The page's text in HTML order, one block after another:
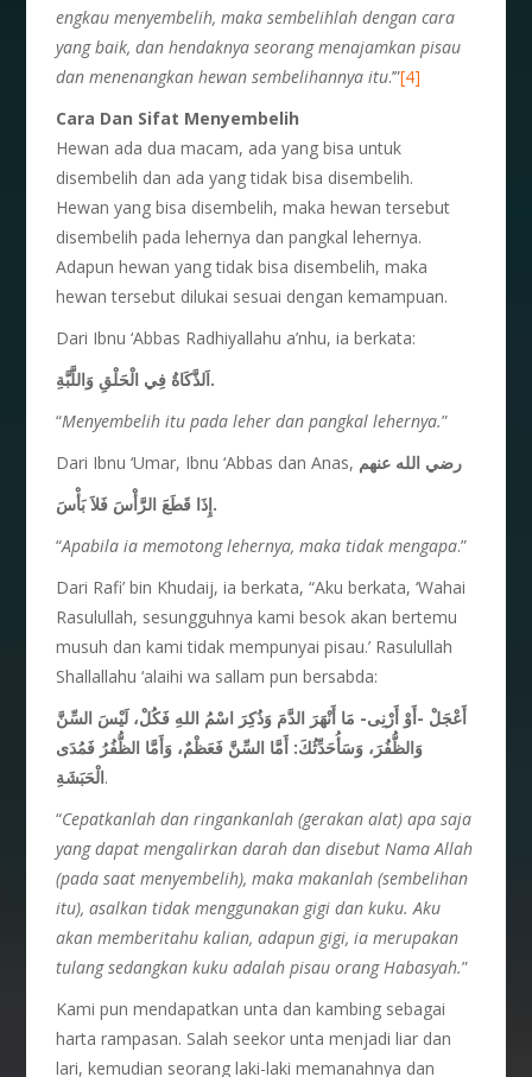
engkau menyembelih, maka sembelihlah dengan cara
yang baik, dan hendaknya seorang menajamkan pisau
dan menenangkan hewan sembelihannya itu.’”[4]
Cara Dan Sifat Menyembelih
Hewan ada dua macam, ada yang bisa untuk
disembelih dan ada yang tidak bisa disembelih.
Hewan yang bisa disembelih, maka hewan tersebut
disembelih pada lehernya dan pangkal lehernya.
Adapun hewan yang tidak bisa disembelih, maka
hewan tersebut dilukai sesuai dengan kemampuan.
Dari Ibnu ‘Abbas Radhiyallahu a’nhu, ia berkata:
اَلذَّكَاةُ فِي الْحَلْقِ وَاللَّبَّةِ.
“Menyembelih itu pada leher dan pangkal lehernya.”
Dari Ibnu ‘Umar, Ibnu ‘Abbas dan Anas, رضي الله عنهم
إِذَا قَطَعَ الرَّأْسَ فَلاَ بَأْسَ.
“Apabila ia memotong lehernya, maka tidak mengapa.”
Dari Rafi’ bin Khudaij, ia berkata, “Aku berkata, ‘Wahai
Rasulullah, sesungguhnya kami besok akan bertemu
musuh dan kami tidak mempunyai pisau.’ Rasulullah
Shallallahu ‘alaihi wa sallam pun bersabda:
أَعْجَلْ -أَوْ أَرْنِى- مَا أَنْهَرَ الدَّمَ وَذُكِرَ اسْمُ اللهِ فَكُلْ، لَيْسَ السِّنَّ
وَالظُّفُرَ، وَسَأُحَدِّثُكَ: أَمَّا السِّنَّ فَعَظْمٌ، وَأَمَّا الظُّفُرُ فَمُدَى
الْحَبَشَةِ.
“Cepatkanlah dan ringankanlah (gerakan alat) apa saja
yang dapat mengalirkan darah dan disebut Nama Allah
(pada saat menyembelih), maka makanlah (sembelihan
itu), asalkan tidak menggunakan gigi dan kuku. Aku
akan memberitahu kalian, adapun gigi, ia merupakan
tulang sedangkan kuku adalah pisau orang Habasyah.”
Kami pun mendapatkan unta dan kambing sebagai
harta rampasan. Salah seekor unta menjadi liar dan
lari, kemudian seorang laki-laki memanahnya dan